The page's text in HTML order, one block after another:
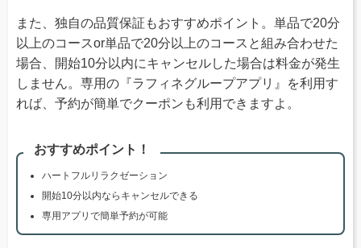
また、独自の品質保証もおすすめポイント。単品で20分
以上のコースor単品で20分以上のコースと組み合わせた
場合、開始10分以内にキャンセルした場合は料金が発生
しません。専用の『ラフィネグループアプリ』を利用す
れば、予約が簡単でクーポンも利用できますよ。
おすすめポイント！
ハートフルリラクゼーション
開始10分以内ならキャンセルできる
専用アプリで簡単予約が可能